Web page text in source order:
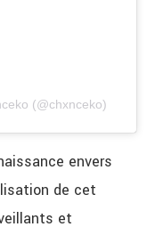
(@chxnceko)
envers
de cet
et